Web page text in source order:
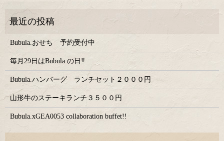
Bubula.おせち 予約受付中
毎月29日はBubula.の日‼
Bubula.ハンバーグ ランチセット２０００円
山形牛のステーキランチ３５００円
Bubula.xGEA0053 collaboration buffet!!